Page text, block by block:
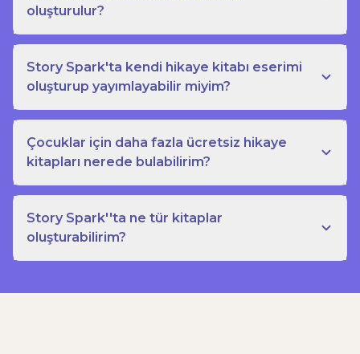
oluşturulur?
Story Spark'ta kendi hikaye kitabı eserimi
oluşturup yayımlayabilir miyim?
Çocuklar için daha fazla ücretsiz hikaye
kitapları nerede bulabilirim?
Story Spark''ta ne tür kitaplar
oluşturabilirim?